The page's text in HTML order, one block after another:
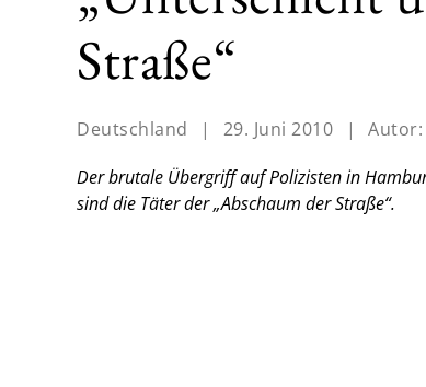
Straße“
Deutschland | 29. Juni 2010 | Autor:
Der brutale Übergriff auf Polizisten in
sind die Täter der „Abschaum der Straße“.